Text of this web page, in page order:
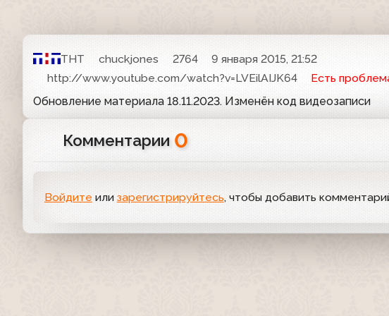
ТНТ chuckjones 2764
9 января 2015, 21:52
http://www.youtube.com/watch?v=LVEilAIJK64
Есть
Обновление материала 18.11.2023. Изменён код видеозаписи
Комментарии 0
Войдите или зарегистрируйтесь, чтобы добавить